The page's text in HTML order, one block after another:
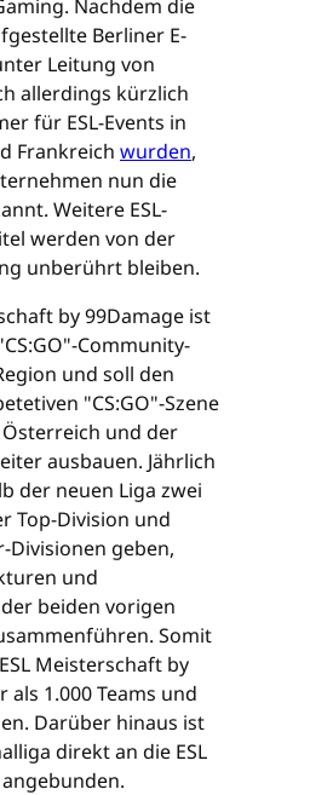
Nachdem die
Berliner E-
Leitung von
allerdings kürzlich
für ESL-Events in
Frankreich wurden,
nun die
Weitere ESL-
werden von der
unberührt bleiben.
by 99Damage ist
Community-
und soll den
"CS:GO"-Szene
und der
ausbauen. Jährlich
der neuen Liga zwei
Top-Division und
Divisionen geben,
und
beiden vorigen
Somit
Meisterschaft by
als 1.000 Teams und
Darüber hinaus ist
direkt an die ESL
angebunden.